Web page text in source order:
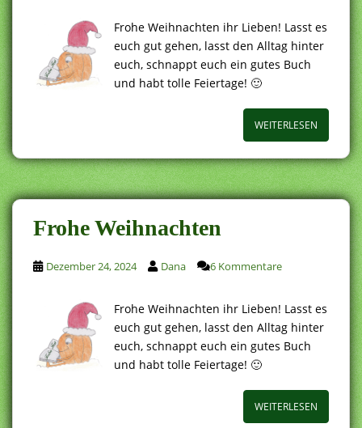
Frohe Weihnachten ihr Lieben! Lasst es
euch gut gehen, lasst den Alltag hinter
euch, schnappt euch ein gutes Buch
und habt tolle Feiertage! 🙂
WEITERLESEN
Frohe Weihnachten
Dezember 24, 2024 Dana 6 Kommentare
Frohe Weihnachten ihr Lieben! Lasst es
euch gut gehen, lasst den Alltag hinter
euch, schnappt euch ein gutes Buch
und habt tolle Feiertage! 🙂
WEITERLESEN